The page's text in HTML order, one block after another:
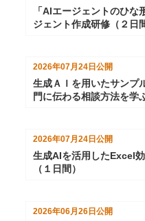
「AIエージェントのひ
ジェント作成研修（２日
2026年07月24日公開
生成ＡＩを用いたサンプ
門に伝わる相談方法を学
2026年07月24日 公開
生成AIを活用したExcel
（１日間）
2026年06月26日 公開